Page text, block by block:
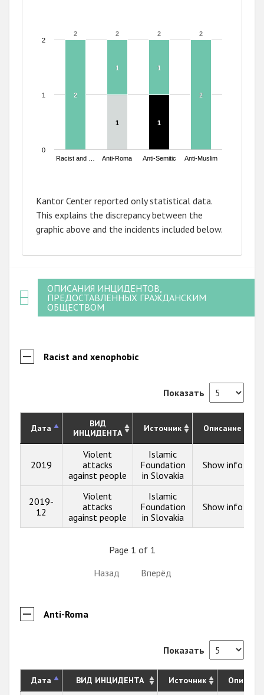
2
2 2
2 2
2 2
2
2
2
11 11
2
2
1
1 1
1
Racist and … Anti-Roma Anti-Semitic Anti-Muslim
0
1
2
Kantor Center reported only statistical data.
This explains the discrepancy between the
graphic above and the incidents included below.
ОПИСАНИЯ ИНЦИДЕНТОВ,
ПРЕДОСТАВЛЕННЫХ ГРАЖДАНСКИМ
ОБЩЕСТВОМ
Racist and xenophobic
Показать
Дата
ВИД
ИНЦИДЕНТА
Источник Описание
2019
Violent
attacks
against people
Islamic
Foundation
in Slovakia
Show info
2019-
12
Violent
attacks
against people
Islamic
Foundation
in Slovakia
Show info
Page 1 of 1
Назад
Вперёд
Anti-Roma
Показать
Дата ВИД ИНЦИДЕНТА Источник